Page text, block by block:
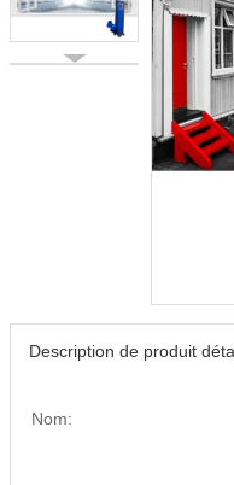
Description de produit
Nom: